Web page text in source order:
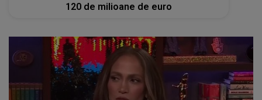
120 de milioane de euro